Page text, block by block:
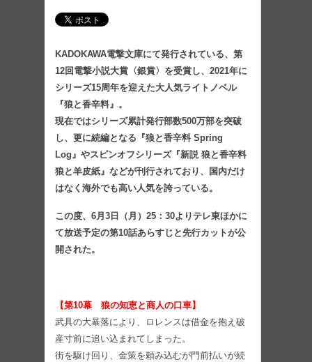
KADOKAWA電撃文庫にて発行されている、第
12回電撃小説大賞〈銀賞〉を受賞し、2021年に
シリーズ15周年を迎えた大人気ライトノベル
『狼と香辛料』。
現在ではシリーズ累計発行部数500万部を突破
し、更に続編となる『狼と香辛料 Spring
Log』やスピンオフシリーズ『新説 狼と香辛料
狼と羊皮紙』などが刊行されており、国内だけ
はなく海外でも高い人気を誇っている。
この度、6月3日（月）25：30よりテレ東ほかに
て放送予定の第10話あらすじと先行カットが公
開された。
【第10幕 狼の知恵と商人の口車】
武具の大暴落により、ロレンスは借金を抱え破
産寸前に追い込まれてしまった。
街を駆け回り、金策を頼み込むが門前払いが続